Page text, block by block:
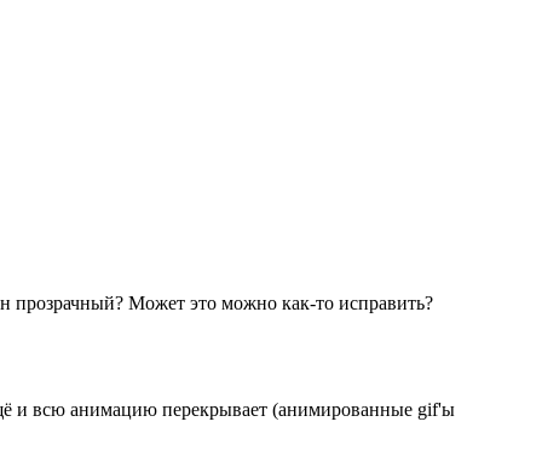
прозрачный? Может это можно как-то исправить?
и всю анимацию перекрывает (анимированные gif'ы